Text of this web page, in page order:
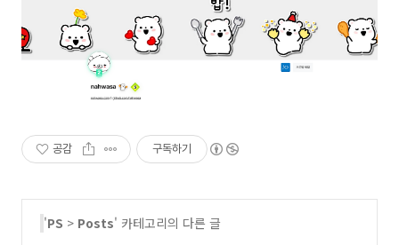
공감 구독하기
'PS > Posts' 카테고리의 다른 글